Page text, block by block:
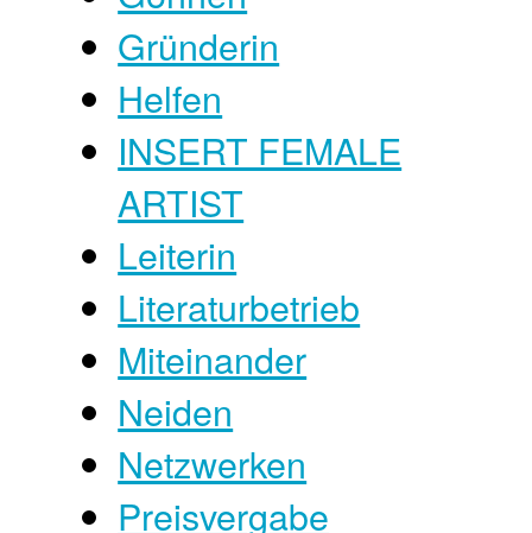
Gründerin
Helfen
INSERT FEMALE
ARTIST
Leiterin
Literaturbetrieb
Miteinander
Neiden
Netzwerken
Preisvergabe